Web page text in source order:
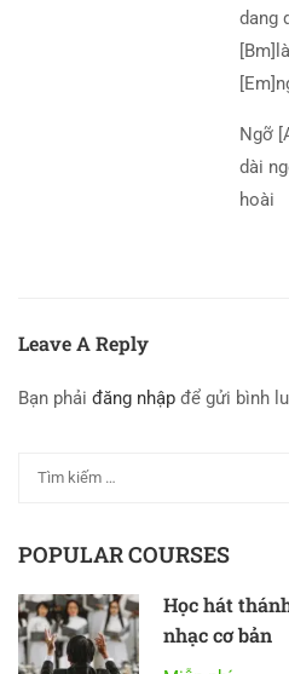
dang
Ngỡ
dài
hoài
Leave A Reply
Bạn phải đăng nhập để gửi bình
POPULAR COURSES
Học hát
nhạc cơ bản